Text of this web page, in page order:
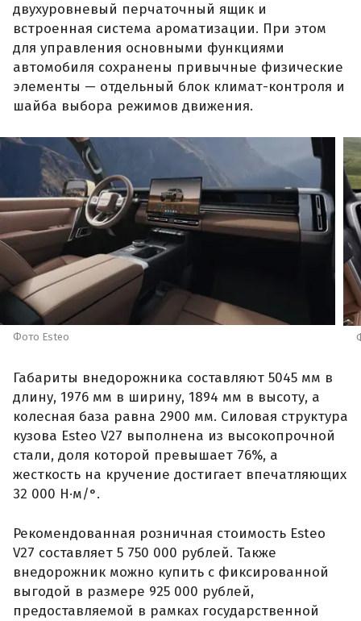
двухуровневый перчаточный ящик и
встроенная система ароматизации. При этом
для управления основными функциями
автомобиля сохранены привычные физические
элементы — отдельный блок климат-контроля и
шайба выбора режимов движения.
Фото Esteo
Габариты внедорожника составляют 5045 мм в
длину, 1976 мм в ширину, 1894 мм в высоту, а
колесная база равна 2900 мм. Силовая структура
кузова Esteo V27 выполнена из высокопрочной
стали, доля которой превышает 76%, а
жесткость на кручение достигает впечатляющих
32 000 Н·м/°.
Рекомендованная розничная стоимость Esteo
V27 составляет 5 750 000 рублей. Также
внедорожник можно купить с фиксированной
выгодой в размере 925 000 рублей,
предоставляемой в рамках государственной